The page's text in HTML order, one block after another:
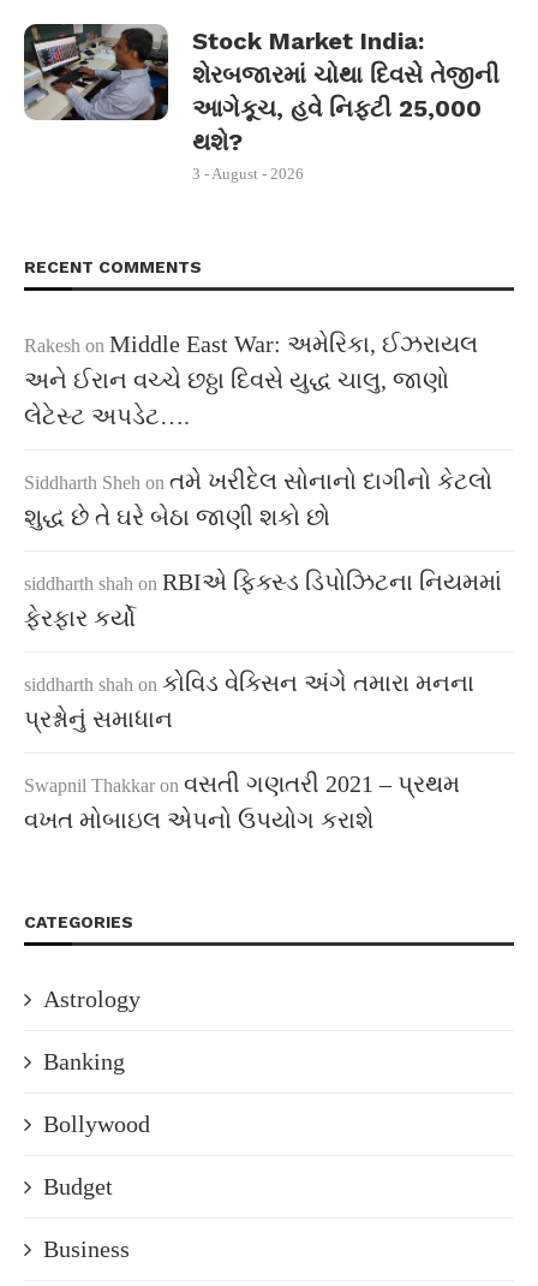
Stock Market India:
શેરબજારમાં ચોથા દિવસે તેજીની
આગેકૂચ, હવે નિફ્ટી 25,000
થશે?
3 - August - 2026
RECENT COMMENTS
Rakesh on Middle East War: અમેરિકા, ઈઝરાયલ
અને ઈરાન વચ્ચે છઠ્ઠા દિવસે યુદ્ધ ચાલુ, જાણો
લેટેસ્ટ અપડેટ….
Siddharth Sheh on તમે ખરીદેલ સોનાનો દાગીનો કેટલો
શુદ્ધ છે તે ઘરે બેઠા જાણી શકો છો
siddharth shah on RBIએ ફિક્સ્ડ ડિપોઝિટના નિયમમાં
ફેરફાર કર્યો
siddharth shah on કોવિડ વેક્સિન અંગે તમારા મનના
પ્રશ્નોનું સમાધાન
Swapnil Thakkar on વસતી ગણતરી 2021 – પ્રથમ
વખત મોબાઇલ એપનો ઉપયોગ કરાશે
CATEGORIES
Astrology
Banking
Bollywood
Budget
Business